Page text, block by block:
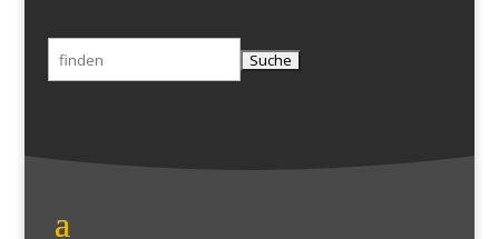
Suchen
nach: